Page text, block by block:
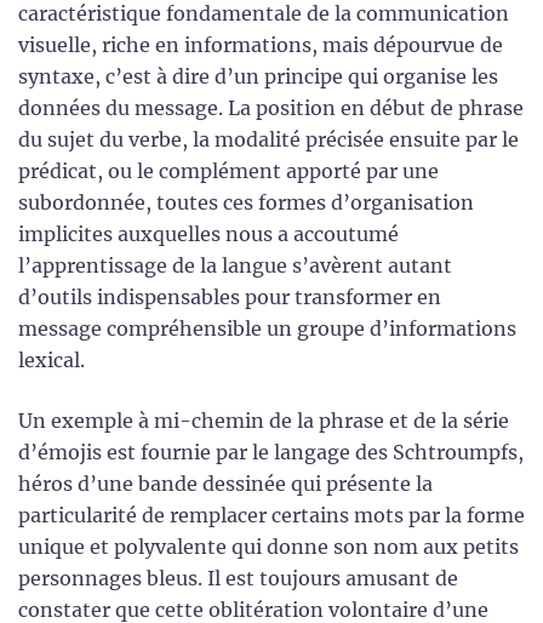
caractéristique fondamentale de la communication
visuelle, riche en informations, mais dépourvue de
syntaxe, c’est à dire d’un principe qui organise les
données du message. La position en début de phrase
du sujet du verbe, la modalité précisée ensuite par le
prédicat, ou le complément apporté par une
subordonnée, toutes ces formes d’organisation
implicites auxquelles nous a accoutumé
l’apprentissage de la langue s’avèrent autant
d’outils indispensables pour transformer en
message compréhensible un groupe d’informations
lexical.
Un exemple à mi-chemin de la phrase et de la série
d’émojis est fournie par le langage des Schtroumpfs,
héros d’une bande dessinée qui présente la
particularité de remplacer certains mots par la forme
unique et polyvalente qui donne son nom aux petits
personnages bleus. Il est toujours amusant de
constater que cette oblitération volontaire d’une